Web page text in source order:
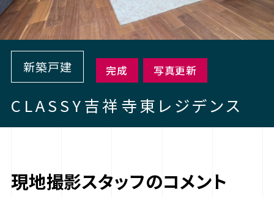
新築戸建 完成 写真更新
CLASSY吉祥寺東レジデンス
現地撮影スタッフのコメント